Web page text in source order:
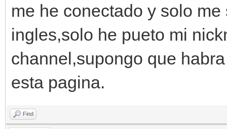
me he conectado y solo
ingles,solo he pueto mi
channel,supongo que
esta pagina.
Find